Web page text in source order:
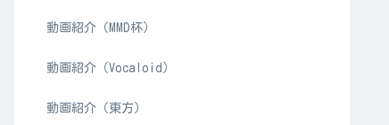
動画紹介（MMD杯）
動画紹介（Vocaloid）
動画紹介（東方）